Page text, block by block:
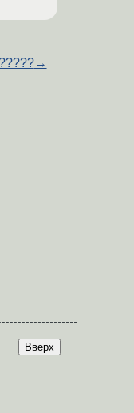
→
Вверх